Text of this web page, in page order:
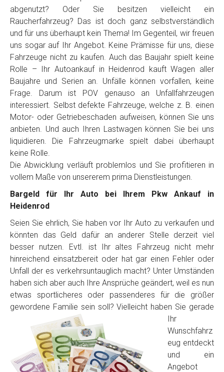
Telefon *
Email
PLZ und Ort
Foto Nr. 1
Foto Nr. 2
Foto Nr. 3
Fertig
Wie viel ist 10+2 ?*
abgenutzt? Oder Sie besitzen vielleicht ein
Raucherfahrzeug? Das ist doch ganz selbstverständlich
und für uns überhaupt kein Thema! Im Gegenteil, wir freuen
uns sogar auf Ihr Angebot. Keine Prämisse für uns, diese
Fahrzeuge nicht zu kaufen. Auch das Baujahr spielt keine
Rolle – Ihr Autoankauf in Heidenrod kauft Wagen aller
Baujahre und Serien an. Unfälle können vorfallen, keine
Frage. Darum ist POV genauso an Unfallfahrzeugen
interessiert. Selbst defekte Fahrzeuge, welche z. B. einen
Motor- oder Getriebeschaden aufweisen, können Sie uns
anbieten. Und auch Ihren Lastwagen können Sie bei uns
liquidieren. Die Fahrzeugmarke spielt dabei überhaupt
keine Rolle.
Die Abwicklung verläuft problemlos und Sie profitieren in
vollem Maße von unsererem prima Dienstleistungen.
Bargeld für Ihr Auto bei Ihrem Pkw Ankauf in
Heidenrod
Seien Sie ehrlich, Sie haben vor Ihr Auto zu verkaufen und
könnten das Geld dafür an anderer Stelle derzeit viel
besser nutzen. Evtl. ist Ihr altes Fahrzeug nicht mehr
hinreichend einsatzbereit oder hat gar einen Fehler oder
Unfall der es verkehrsuntauglich macht? Unter Umständen
haben sich aber auch Ihre Ansprüche geändert, weil es nun
etwas sportlicheres oder passenderes für die größer
gewordene Familie sein soll? Vielleicht haben Sie gerade
Ihr
Wunschfahrz
eug entdeckt
und ein
Angebot